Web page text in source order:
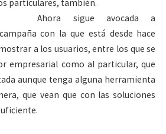
particulares, también.
Ahora sigue avocada a
con la que está desde hace
a los usuarios, entre los que se
empresarial como al particular, que
aunque tenga alguna herramienta
que vean que con las soluciones